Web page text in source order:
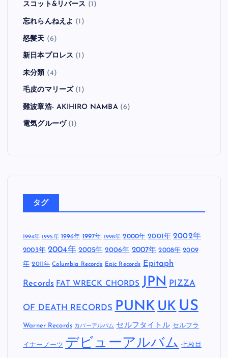
スコット&リバース (1)
忘れらんねえよ (1)
怒髪天 (6)
新日本プロレス (1)
未分類 (4)
毛皮のマリーズ (1)
難波章浩- AKIHIRO NAMBA(6)
電気グルーヴ(1)
タグ
1994年 1995年 1996年 1997年 1998年 2000年 2001年 2002年
2003年 2004年 2005年 2006年 2007年 2008年 2009
年 2011年 Columbia Records Epic Records Epitaph
Records FAT WRECK CHORDS JPN PIZZA
OF DEATH RECORDS PUNK UK US
Warner Records カバーアルバム セルフタイトル セルフラ
イナーノーツ デビューアルバム 七枚目